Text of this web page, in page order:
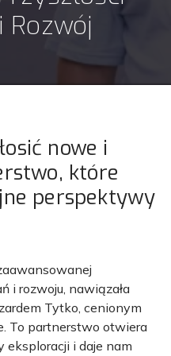
nowe i
które
perspektywy
i rozwoju, nawiązała
Tytko, cenionym
To partnerstwo otwiera
eksploracji i daje nam